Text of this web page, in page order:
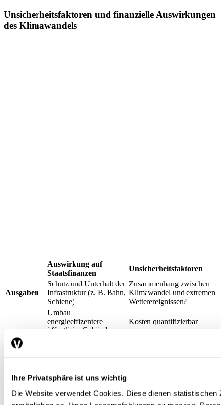
Ihre Privatsphäre ist uns wichtig
Die Website verwendet Cookies. Diese dienen statistischen
Unsicherheitsfaktoren und finanzielle Auswirkungen
des Klimawandels
Auswirkung auf
Staatsfinanzen
Unsicherheitsfaktoren
Ausgaben
Schutz und Unterhalt der
Infrastruktur (z. B. Bahn,
Schiene)
Zusammenhang zwischen
Klimawandel und extremen
Wetterereignissen?
Umbau
energieeffizentere
öffentliche Gebäude
Kosten quantifizierbar
Anpassung an den
Schadensbehebung bei
gerechtfertigt?